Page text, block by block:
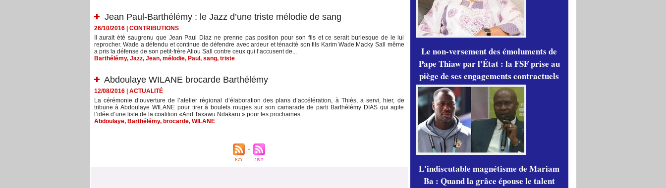
Jean Paul-Barthélémy : le Jazz d’une triste mélodie de sang
26/10/2016| CONTRIBUTIONS
Il aurait été saugrenu que Jean Paul Diaz ne prenne pas position pour son fils et ce serait burlesque de le lui
reprocher. Wade a défendu et continue de défendre avec ardeur et ténacité son fils Karim Wade.Macky Sall même
a pris la défense de son petit-frère Aliou Sall contre ceux qui l’accusent de...
Barthélémy, Jazz, Jean, mélodie, Paul , sang, triste
Abdoulaye WILANE brocarde Barthélémy
12/08/2016| ACTUALITÉ
La cérémonie d’ouverture de l’atelier régional d’élaboration des plans d’accélération, à Thiès, a servi, hier, de
tribune à Abdoulaye WILANE pour tirer à boulets rouges sur son camarade de parti Barthélémy DIAS qui agite
l’idée d’une liste de la coalition «And Taxawu Ndakaru » pour les prochaines...
Abdoulaye, Barthélémy, brocarde, WILANE
Le non-versement des émoluments de
Pape Thiaw par l'État : la FSF prise au
piège de ses engagements contractuels
L'indiscutable magnétisme de Mariam
Ba : Quand la grâce épouse le talent